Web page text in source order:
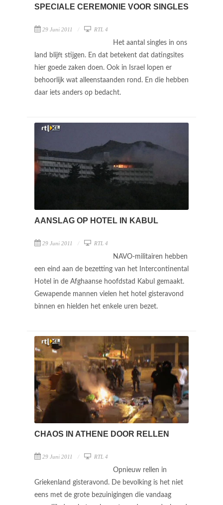
SPECIALE CEREMONIE VOOR SINGLES
29 Juni 2011 RTL 4
Het aantal singles in ons
land blijft stijgen. En dat betekent dat datingsites
hier goede zaken doen. Ook in Israel lopen er
behoorlijk wat alleenstaanden rond. En die hebben
daar iets anders op bedacht.
AANSLAG OP HOTEL IN KABUL
29 Juni 2011 RTL 4
NAVO-militairen hebben
een eind aan de bezetting van het Intercontinental
Hotel in de Afghaanse hoofdstad Kabul gemaakt.
Gewapende mannen vielen het hotel gisteravond
binnen en hielden het enkele uren bezet.
CHAOS IN ATHENE DOOR RELLEN
29 Juni 2011 RTL 4
Opnieuw rellen in
Griekenland gisteravond. De bevolking is het niet
eens met de grote bezuinigingen die vandaag